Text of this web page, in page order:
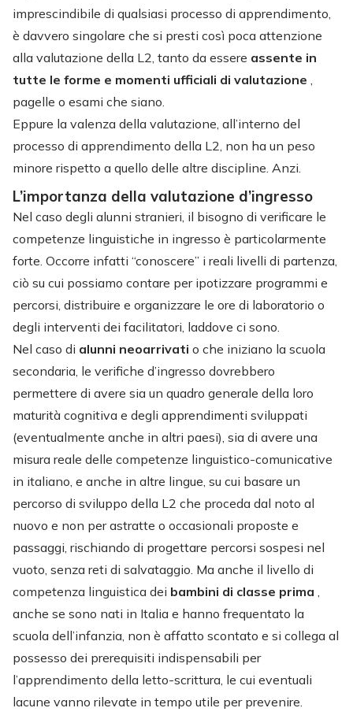
imprescindibile di qualsiasi processo di apprendimento,
è davvero singolare che si presti così poca attenzione
alla valutazione della L2, tanto da essere assente in
tutte le forme e momenti ufficiali di valutazione
pagelle o esami che siano.
Eppure la valenza della valutazione, all’interno del
processo di apprendimento della L2, non ha un peso
minore rispetto a quello delle altre discipline. Anzi.
L’importanza della valutazione d’ingresso
Nel caso degli alunni stranieri, il bisogno di verificare le
competenze linguistiche in ingresso è particolarmente
forte. Occorre infatti “conoscere” i reali livelli di partenza,
ciò su cui possiamo contare per ipotizzare programmi e
percorsi, distribuire e organizzare le ore di laboratorio o
degli interventi dei facilitatori, laddove ci sono.
Nel caso di alunni neoarrivati o che iniziano la scuola
secondaria, le verifiche d’ingresso dovrebbero
permettere di avere sia un quadro generale della loro
maturità cognitiva e degli apprendimenti sviluppati
(eventualmente anche in altri paesi), sia di avere una
misura reale delle competenze linguistico-comunicative
in italiano, e anche in altre lingue, su cui basare un
percorso di sviluppo della L2 che proceda dal noto al
nuovo e non per astratte o occasionali proposte e
passaggi, rischiando di progettare percorsi sospesi nel
vuoto, senza reti di salvataggio. Ma anche il livello di
competenza linguistica dei bambini di classe prima
anche se sono nati in Italia e hanno frequentato la
scuola dell’infanzia, non è affatto scontato e si collega al
possesso dei prerequisiti indispensabili per
l’apprendimento della letto-scrittura, le cui eventuali
lacune vanno rilevate in tempo utile per prevenire.